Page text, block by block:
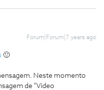
Forum|Forum|7 years ago
🙂
Neste momento
de "Vídeo